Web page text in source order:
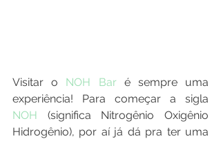
Visitar o NOH Bar é sempre uma
NOH (significa Nitrogênio Oxigênio
Hidrogênio), por aí já dá pra ter uma